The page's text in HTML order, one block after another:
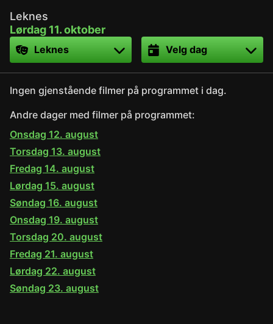
Leknes
Lørdag 11. oktober
Sted
Dato
Ingen gjenstående filmer på programmet i dag.
Andre dager med filmer på programmet:
Onsdag 12. august
Torsdag 13. august
Fredag 14. august
Lørdag 15. august
Søndag 16. august
Onsdag 19. august
Torsdag 20. august
Fredag 21. august
Lørdag 22. august
Søndag 23. august